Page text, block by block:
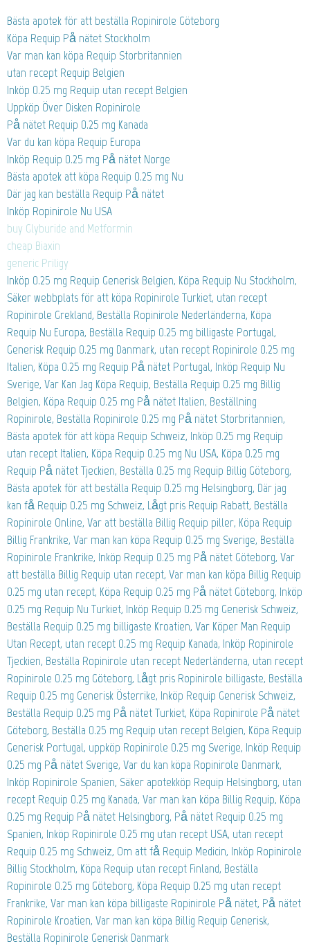
Bästa apotek för att beställa Ropinirole Göteborg
Köpa Requip På nätet Stockholm
Var man kan köpa Requip Storbritannien
utan recept Requip Belgien
Inköp 0.25 mg Requip utan recept Belgien
Uppköp Över Disken Ropinirole
På nätet Requip 0.25 mg Kanada
Var du kan köpa Requip Europa
Inköp Requip 0.25 mg På nätet Norge
Bästa apotek att köpa Requip 0.25 mg Nu
Där jag kan beställa Requip På nätet
Inköp Ropinirole Nu USA
buy Glyburide and Metformin
cheap Biaxin
generic Priligy
Inköp 0.25 mg Requip Generisk Belgien, Köpa Requip Nu Stockholm,
Säker webbplats för att köpa Ropinirole Turkiet, utan recept
Ropinirole Grekland, Beställa Ropinirole Nederländerna, Köpa
Requip Nu Europa, Beställa Requip 0.25 mg billigaste Portugal,
Generisk Requip 0.25 mg Danmark, utan recept Ropinirole 0.25 mg
Italien, Köpa 0.25 mg Requip På nätet Portugal, Inköp Requip Nu
Sverige, Var Kan Jag Köpa Requip, Beställa Requip 0.25 mg Billig
Belgien, Köpa Requip 0.25 mg På nätet Italien, Beställning
Ropinirole, Beställa Ropinirole 0.25 mg På nätet Storbritannien,
Bästa apotek för att köpa Requip Schweiz, Inköp 0.25 mg Requip
utan recept Italien, Köpa Requip 0.25 mg Nu USA, Köpa 0.25 mg
Requip På nätet Tjeckien, Beställa 0.25 mg Requip Billig Göteborg,
Bästa apotek för att beställa Requip 0.25 mg Helsingborg, Där jag
kan få Requip 0.25 mg Schweiz, Lågt pris Requip Rabatt, Beställa
Ropinirole Online, Var att beställa Billig Requip piller, Köpa Requip
Billig Frankrike, Var man kan köpa Requip 0.25 mg Sverige, Beställa
Ropinirole Frankrike, Inköp Requip 0.25 mg På nätet Göteborg, Var
att beställa Billig Requip utan recept, Var man kan köpa Billig Requip
0.25 mg utan recept, Köpa Requip 0.25 mg På nätet Göteborg, Inköp
0.25 mg Requip Nu Turkiet, Inköp Requip 0.25 mg Generisk Schweiz,
Beställa Requip 0.25 mg billigaste Kroatien, Var Köper Man Requip
Utan Recept, utan recept 0.25 mg Requip Kanada, Inköp Ropinirole
Tjeckien, Beställa Ropinirole utan recept Nederländerna, utan recept
Ropinirole 0.25 mg Göteborg, Lågt pris Ropinirole billigaste, Beställa
Requip 0.25 mg Generisk Österrike, Inköp Requip Generisk Schweiz,
Beställa Requip 0.25 mg På nätet Turkiet, Köpa Ropinirole På nätet
Göteborg, Beställa 0.25 mg Requip utan recept Belgien, Köpa Requip
Generisk Portugal, uppköp Ropinirole 0.25 mg Sverige, Inköp Requip
0.25 mg På nätet Sverige, Var du kan köpa Ropinirole Danmark,
Inköp Ropinirole Spanien, Säker apotekköp Requip Helsingborg, utan
recept Requip 0.25 mg Kanada, Var man kan köpa Billig Requip, Köpa
0.25 mg Requip På nätet Helsingborg, På nätet Requip 0.25 mg
Spanien, Inköp Ropinirole 0.25 mg utan recept USA, utan recept
Requip 0.25 mg Schweiz, Om att få Requip Medicin, Inköp Ropinirole
Billig Stockholm, Köpa Requip utan recept Finland, Beställa
Ropinirole 0.25 mg Göteborg, Köpa Requip 0.25 mg utan recept
Frankrike, Var man kan köpa billigaste Ropinirole På nätet, På nätet
Ropinirole Kroatien, Var man kan köpa Billig Requip Generisk,
Beställa Ropinirole Generisk Danmark